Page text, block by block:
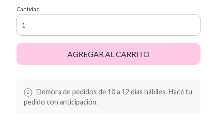
Cantidad
AGREGAR AL CARRITO
Demora de pedidos de 10 a 12 días hábiles. Hacé tu
pedido con anticipación.